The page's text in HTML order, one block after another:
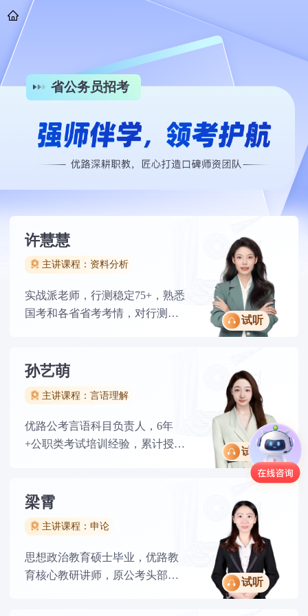
省公务员招考
许慧慧
主讲课程：资料分析
实战派老师，行测稳定75+，熟悉
国考和各省省考考情，对行测的
懂。既能够将一个具体的理论知
识讲透，也能够进行知识迁移，
培养学生举一反三的能力。
试听
孙艺萌
主讲课程：言语理解
优路公考言语科目负责人，6年
+公职类考试培训经验，累计授课
有独到的见解，深度解剖知识
点，善于将重点以通俗易懂的方
式传授给学员， 因材施教，擅解
个性问题，直击学员痛点。
试听
梁霄
主讲课程：申论
思想政治教育硕士毕业，优路教
育核心教研讲师，原公考头部机
试听